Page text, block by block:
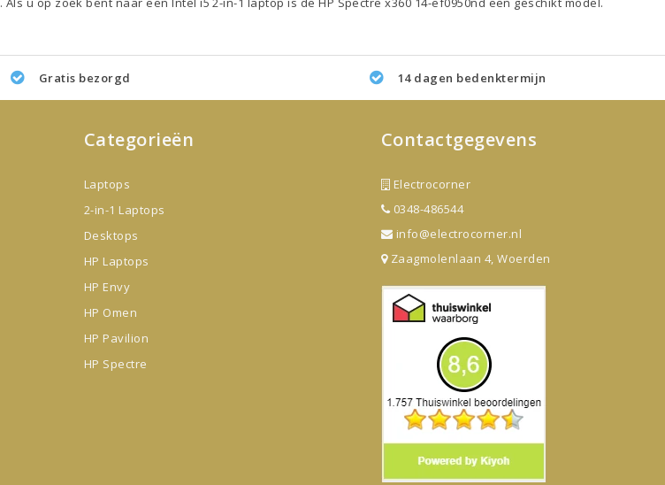
Gratis bezorgd 14 dagen bedenktermijn
Categorieën
Laptops
2-in-1 Laptops
Desktops
HP Laptops
HP Envy
HP Omen
HP Pavilion
HP Spectre
Contactgegevens
Electrocorner
0348-486544
info@electrocorner.nl
Zaagmolenlaan 4, Woerden